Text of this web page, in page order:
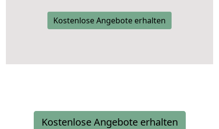
Kostenlose Angebote erhalten
Kostenlose Angebote erhalten